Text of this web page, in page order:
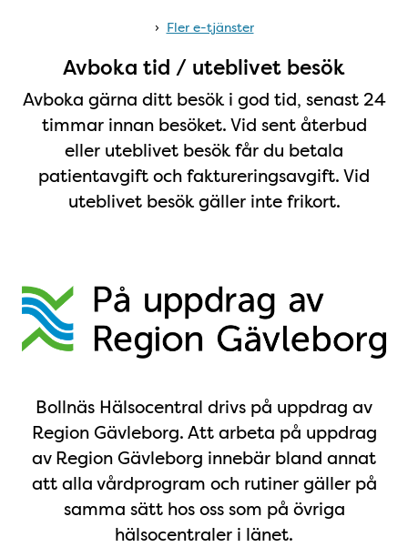
› Fler e-tjänster
Avboka tid / uteblivet besök
Avboka gärna ditt besök i god tid, senast 24
timmar innan besöket. Vid sent återbud
eller uteblivet besök får du betala
patientavgift och faktureringsavgift. Vid
uteblivet besök gäller inte frikort.
På uppdrag av Region Gävleborg
Bollnäs Hälsocentral drivs på uppdrag av
Region Gävleborg. Att arbeta på uppdrag
av Region Gävleborg innebär bland annat
att alla vårdprogram och rutiner gäller på
samma sätt hos oss som på övriga
hälsocentraler i länet.